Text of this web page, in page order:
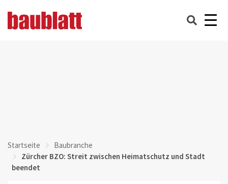
Startseite
Baubranche
Zürcher BZO: Streit zwischen Heimatschutz und Stadt
beendet